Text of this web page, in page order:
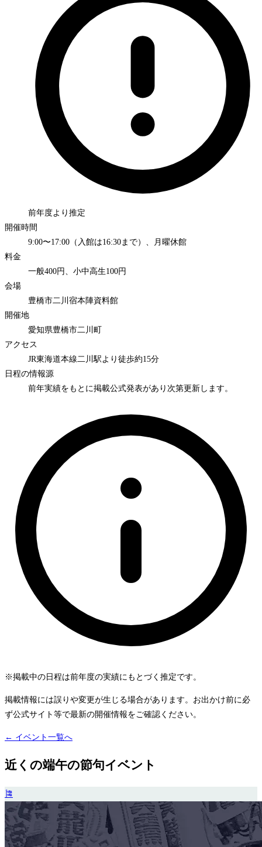
前年度より推定
開催時間
9:00〜17:00（入館は16:30まで）、月曜休館
料金
一般400円、小中高生100円
会場
豊橋市二川宿本陣資料館
開催地
愛知県豊橋市二川町
アクセス
JR東海道本線二川駅より徒歩約15分
日程の情報源
前年実績をもとに掲載公式発表があり次第更新します。
※掲載中の日程は前年度の実績にもとづく推定です。
掲載情報には誤りや変更が生じる場合があります。お出かけ前に必
ず公式サイト等で最新の開催情報をご確認ください。
← イベント一覧へ
近くの端午の節句イベント
🎏